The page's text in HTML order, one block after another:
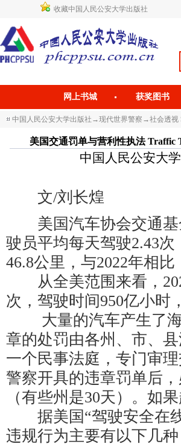
收藏中国人民公安大学出版社
网上书城 获奖图书
中国人民公安大学出版社 →现代世界警察 →社会透视
美国交通罚单与营利性执法 Traffic
中国人民公安大
文/刘长煌
美国汽车协会交通基
驶员平均每天驾驶2.43
46.8公里，与2022年相
从全美范围来看，
次，驾驶时间950亿小时
大量的汽车产生了海
章的处罚由各州、市、
一个民事法庭，专门审
警察开具的违章罚单后
（有些州是30天）。如
据美国“驾驶安全在线
违规行为主要有以下几